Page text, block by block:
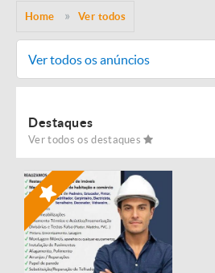
Home Ver todos
Ver todos os anúncios
Destaques
Ver todos os destaques